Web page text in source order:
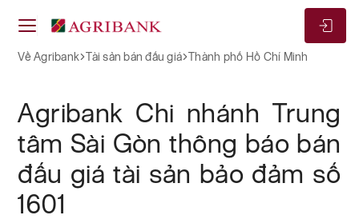
Về Agribank Tài sản bán đấu giá Thành phố Hồ Chí Minh
Agribank Chi nhánh Trung
tâm Sài Gòn thông báo bán
đấu giá tài sản bảo đảm số
1601